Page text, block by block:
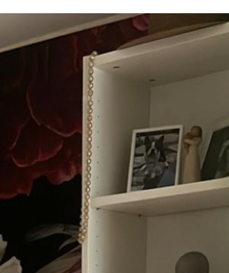
y entregado en rollos de hasta 50
de barniz y/o adhesivo
con una esponja suave.
de barniz pueden limpiarse con
altura: aplicación sin juntas.